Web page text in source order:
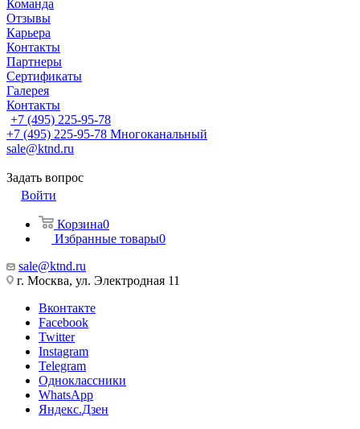
Команда
Отзывы
Карьера
Контакты
Партнеры
Сертификаты
Галерея
Контакты
+7 (495) 225-95-78
+7 (495) 225-95-78 Многоканальный
sale@ktnd.ru
Задать вопрос
Войти
Корзина0
Избранные товары0
sale@ktnd.ru
г. Москва, ул. Электродная 11
Вконтакте
Facebook
Twitter
Instagram
Telegram
Одноклассники
WhatsApp
Яндекс.Дзен